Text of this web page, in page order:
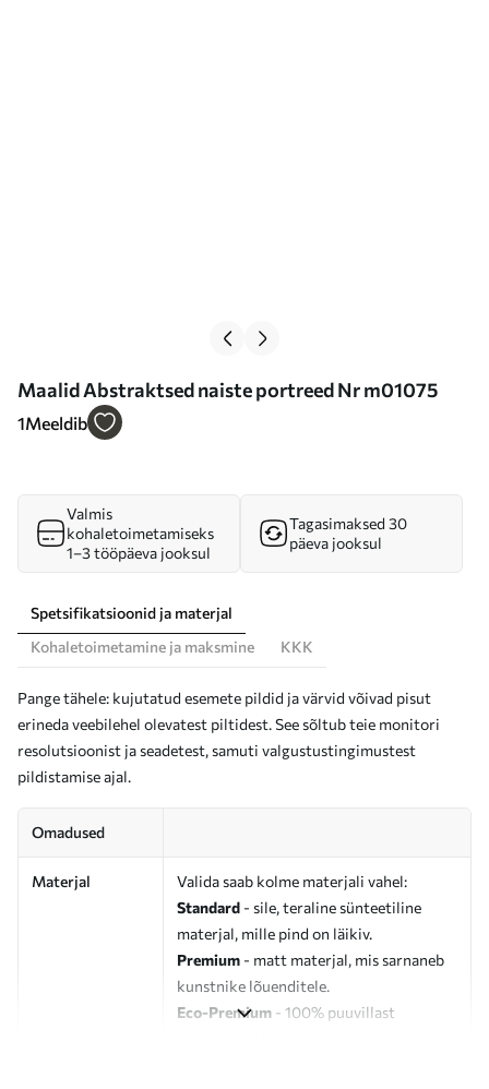
Maalid Abstraktsed naiste portreed Nr m01075
1Meeldib
Valmis
kohaletoimetamiseks
1–3 tööpäeva jooksul
Tagasimaksed 30
päeva jooksul
Spetsifikatsioonid ja materjal
Kohaletoimetamine ja maksmine
KKK
Pange tähele: kujutatud esemete pildid ja värvid võivad pisut
erineda veebilehel olevatest piltidest. See sõltub teie monitori
resolutsioonist ja seadetest, samuti valgustustingimustest
pildistamise ajal.
Omadused
Materjal
Valida saab kolme materjali vahel:
Standard - sile, teraline sünteetiline
materjal, mille pind on läikiv.
Premium - matt materjal, mis sarnaneb
kunstnike lõuenditele.
Eco-Premium - 100% puuvillast